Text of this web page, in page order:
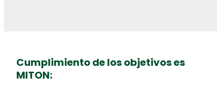
Cumplimiento de los objetivos es
MITON: